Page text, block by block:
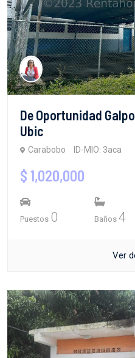
De Oportunidad
Ubic
Carabobo ID-MIO: 3aca
$ 1,020,000
Puestos 0 Baños 4
Ver